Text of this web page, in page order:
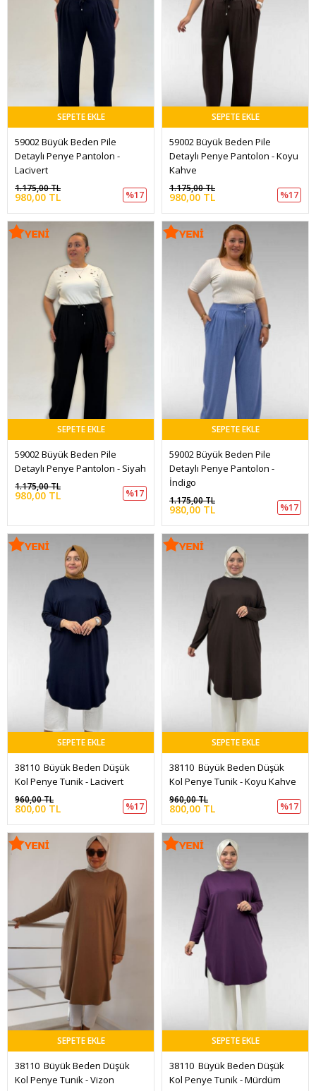
SEPETE EKLE
59002 Büyük Beden Pile
Detaylı Penye Pantolon -
Lacivert
980,00 TL
1.175,00 TL
%17
SEPETE EKLE
59002 Büyük Beden Pile
Detaylı Penye Pantolon - Koyu
Kahve
980,00 TL
1.175,00 TL
%17
SEPETE EKLE
59002 Büyük Beden Pile
Detaylı Penye Pantolon - Siyah
980,00 TL
1.175,00 TL
%17
SEPETE EKLE
59002 Büyük Beden Pile
Detaylı Penye Pantolon -
İndigo
980,00 TL
1.175,00 TL
%17
SEPETE EKLE
38110  Büyük Beden Düşük
Kol Penye Tunik - Lacivert
800,00 TL
960,00 TL
%17
SEPETE EKLE
38110  Büyük Beden Düşük
Kol Penye Tunik - Koyu Kahve
800,00 TL
960,00 TL
%17
SEPETE EKLE
38110  Büyük Beden Düşük
Kol Penye Tunik - Vizon
SEPETE EKLE
38110  Büyük Beden Düşük
Kol Penye Tunik - Mürdüm